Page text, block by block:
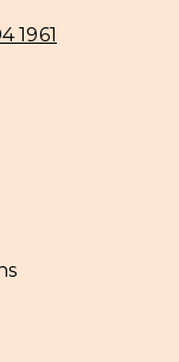
1961